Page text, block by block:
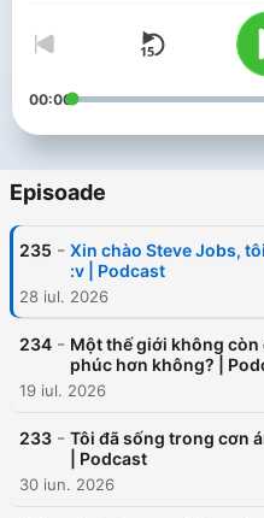
00:00
Episoade
235 - Xin chào Steve Jobs,
:v | Podcast
28 iul. 2026
234 - Một thế giới không còn
phúc hơn không? |
19 iul. 2026
233 - Tôi đã sống trong cơn
| Podcast
30 iun. 2026